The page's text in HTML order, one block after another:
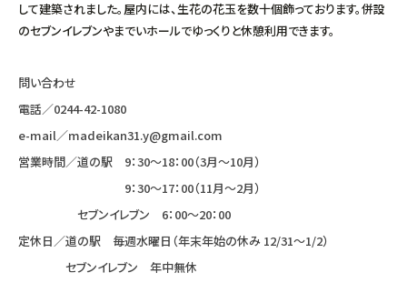
して建築されました。屋内には、生花の花玉を数十個飾っております。併設
のセブンイレブンやまでいホールでゆっくりと休憩利用できます。
問い合わせ
電話／0244-42-1080
e-mail／madeikan31.y@gmail.com
営業時間／道の駅 9：30〜18：00（3月〜10月）
9：30〜17：00（11月〜2月）
セブンイレブン 6：00〜20：00
定休日／道の駅 毎週水曜日（年末年始の休み 12/31〜1/2）
セブンイレブン 年中無休